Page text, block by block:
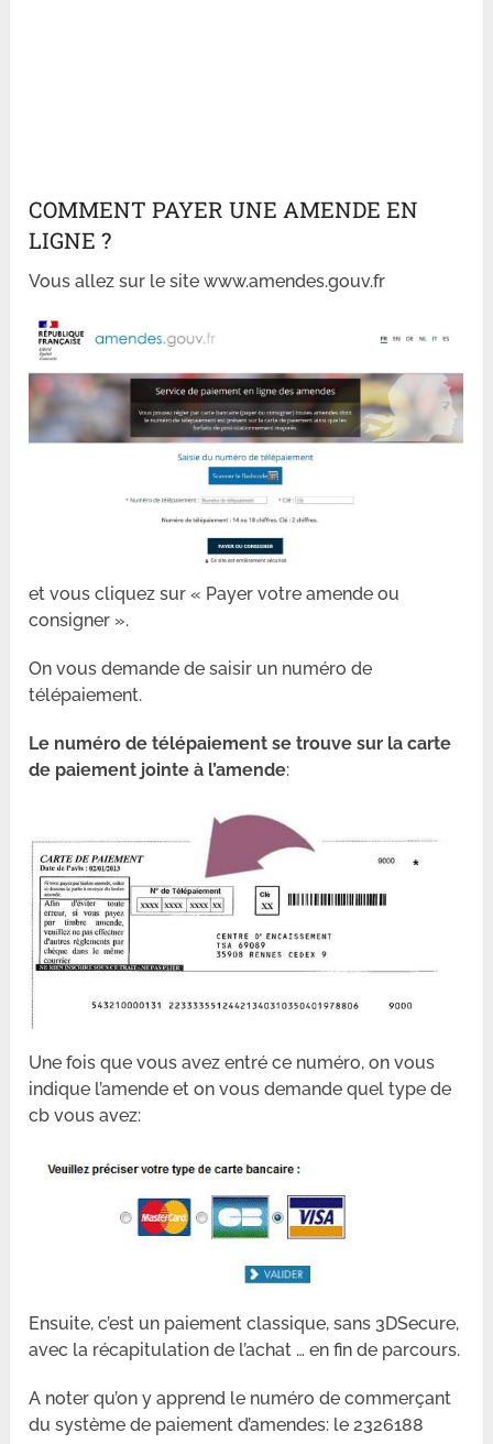
COMMENT PAYER UNE AMENDE EN
LIGNE ?
Vous allez sur le site www.amendes.gouv.fr
et vous cliquez sur « Payer votre amende ou
consigner ».
On vous demande de saisir un numéro de
télépaiement.
Le numéro de télépaiement se trouve sur la carte
de paiement jointe à l’amende:
Une fois que vous avez entré ce numéro, on vous
indique l’amende et on vous demande quel type de
cb vous avez:
Ensuite, c’est un paiement classique, sans 3DSecure,
avec la récapitulation de l’achat … en fin de parcours.
A noter qu’on y apprend le numéro de commerçant
du système de paiement d’amendes: le 2326188